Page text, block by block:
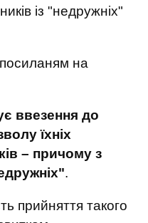
із "недружніх"
посиланям на
ввезення до
їхніх
– причому з
.
прийняття такого